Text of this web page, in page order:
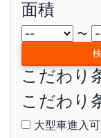
面積
〜
こだわり
こだわり
大型車進入可